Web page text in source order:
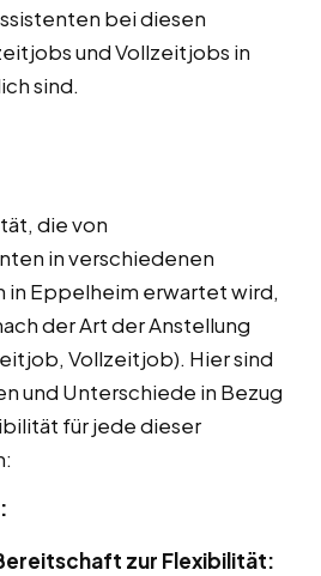
bei diesen
und Vollzeitjobs in
sind.
die von
in verschiedenen
in Eppelheim erwartet wird,
der Art der Anstellung
Vollzeitjob). Hier sind
und Unterschiede in Bezug
für jede dieser
zur Flexibilität: